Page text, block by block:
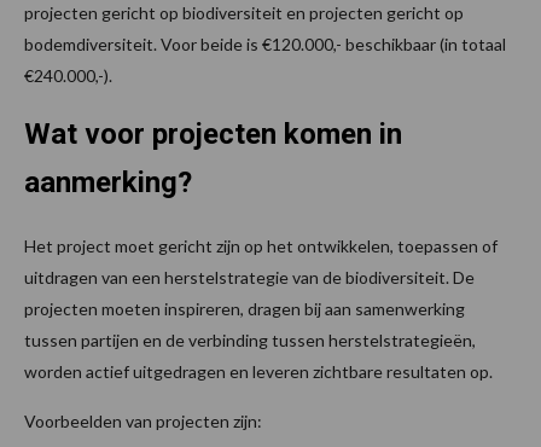
projecten gericht op biodiversiteit en projecten gericht op
bodemdiversiteit. Voor beide is €120.000,- beschikbaar (in totaal
€240.000,-).
Wat voor projecten komen in
aanmerking?
Het project moet gericht zijn op het ontwikkelen, toepassen of
uitdragen van een herstelstrategie van de biodiversiteit. De
projecten moeten inspireren, dragen bij aan samenwerking
tussen partijen en de verbinding tussen herstelstrategieën,
worden actief uitgedragen en leveren zichtbare resultaten op.
Voorbeelden van projecten zijn: